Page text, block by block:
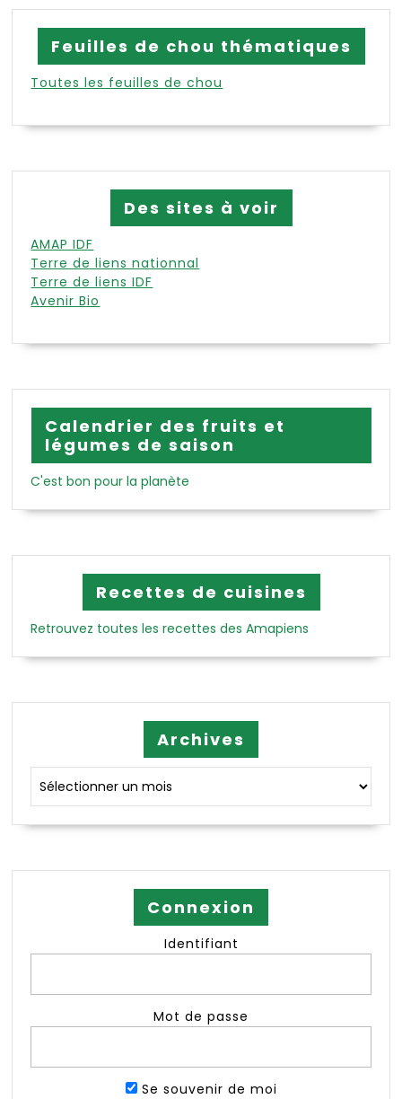
Feuilles de chou thématiques
Toutes les feuilles de chou
Des sites à voir
AMAP IDF
Terre de liens nationnal
Terre de liens IDF
Avenir Bio
Calendrier des fruits et
légumes de saison
C'est bon pour la planète
Recettes de cuisines
Retrouvez toutes les recettes des Amapiens
Archives
Connexion
Identifiant
Mot de passe
Se souvenir de moi